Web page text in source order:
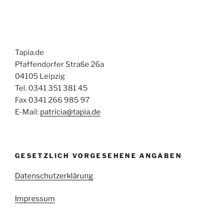
Tapia.de
Pfaffendorfer Straße 26a
04105 Leipzig
Tel. 0341 351 381 45
Fax 0341 266 985 97
E-Mail: patricia@tapia.de
GESETZLICH VORGESEHENE ANGABEN
Datenschutzerklärung
Impressum